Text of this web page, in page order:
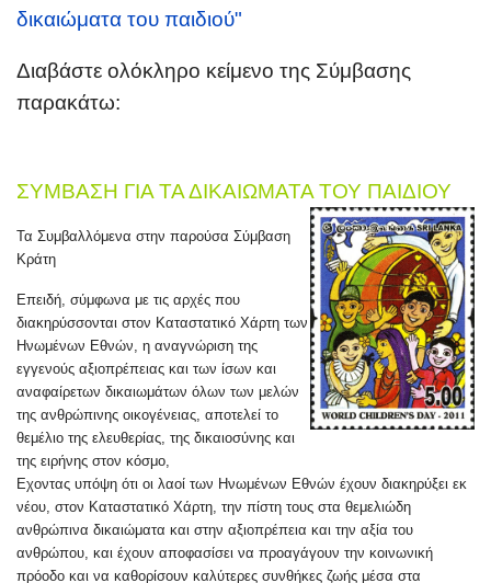
δικαιώματα του παιδιού"
Διαβάστε ολόκληρο κείμενο της Σύμβασης
παρακάτω:
ΣΥΜΒΑΣΗ ΓΙΑ ΤΑ ΔΙΚΑΙΩΜΑΤΑ ΤΟΥ ΠΑΙΔΙΟΥ
Τα Συμβαλλόμενα στην παρούσα Σύμβαση
Κράτη
Επειδή, σύμφωνα με τις αρχές που
διακηρύσσονται στον Καταστατικό Χάρτη των
Ηνωμένων Εθνών, η αναγνώριση της
εγγενούς αξιοπρέπειας και των ίσων και
αναφαίρετων δικαιωμάτων όλων των μελών
της ανθρώπινης οικογένειας, αποτελεί το
θεμέλιο της ελευθερίας, της δικαιοσύνης και
της ειρήνης στον κόσμο,
Εχοντας υπόψη ότι οι λαοί των Ηνωμένων Εθνών έχουν διακηρύξει εκ
νέου, στον Καταστατικό Χάρτη, την πίστη τους στα θεμελιώδη
ανθρώπινα δικαιώματα και στην αξιοπρέπεια και την αξία του
ανθρώπου, και έχουν αποφασίσει να προαγάγουν την κοινωνική
πρόοδο και να καθορίσουν καλύτερες συνθήκες ζωής μέσα στα